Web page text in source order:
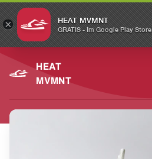
× HEAT MVMNT
GRATIS - Im Google Play Store
HEAT
MVMNT
Switch to the English version?